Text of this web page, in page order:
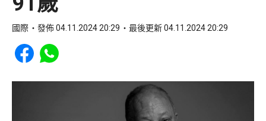
國際 發佈 04.11.2024 20:29 最後更新 04.11.2024 20:29
Share to Facebook
Share to WhatsApp